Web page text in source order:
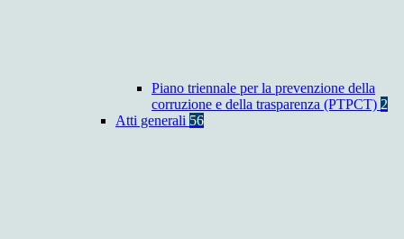
Piano triennale per la prevenzione della
corruzione e della trasparenza (PTPCT) 2
Atti generali 56